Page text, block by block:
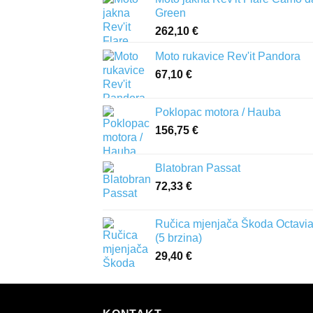
Green
262,10 €
Moto rukavice Rev'it Pandora
67,10 €
Poklopac motora / Hauba
156,75 €
Blatobran Passat
72,33 €
Ručica mjenjača Škoda
(5 brzina)
29,40 €